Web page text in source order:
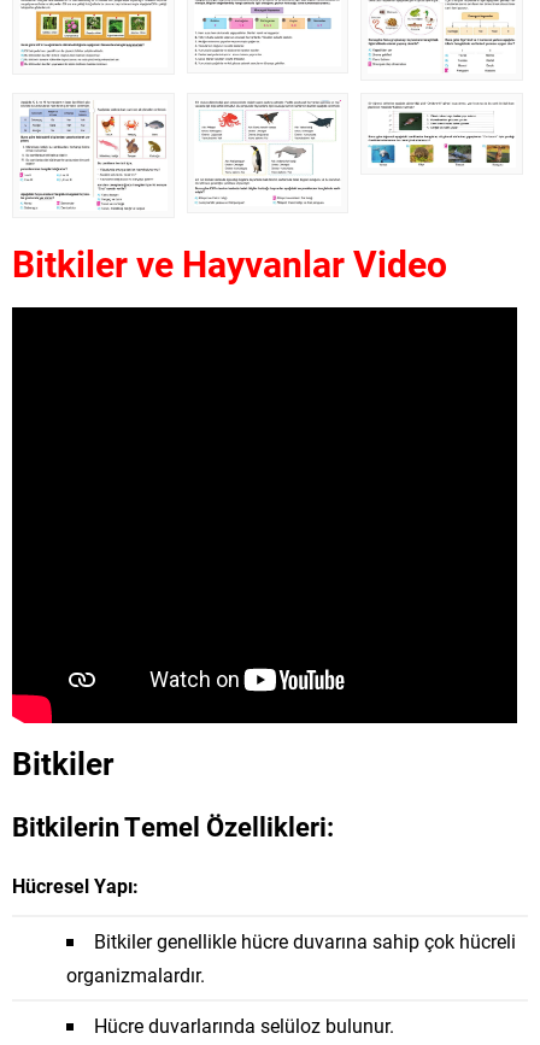
Bitkiler ve Hayvanlar Video
Bitkiler
Bitkilerin Temel Özellikleri:
Hücresel Yapı:
Bitkiler genellikle hücre duvarına sahip çok hücreli
organizmalardır.
Hücre duvarlarında selüloz bulunur.